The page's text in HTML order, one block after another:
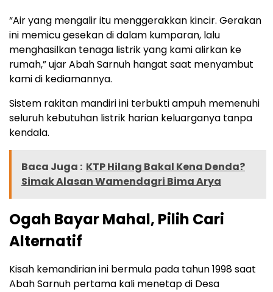
“Air yang mengalir itu menggerakkan kincir. Gerakan
ini memicu gesekan di dalam kumparan, lalu
menghasilkan tenaga listrik yang kami alirkan ke
rumah,” ujar Abah Sarnuh hangat saat menyambut
kami di kediamannya.
Sistem rakitan mandiri ini terbukti ampuh memenuhi
seluruh kebutuhan listrik harian keluarganya tanpa
kendala.
Baca Juga : KTP Hilang Bakal Kena Denda?
Simak Alasan Wamendagri Bima Arya
Ogah Bayar Mahal, Pilih Cari
Alternatif
Kisah kemandirian ini bermula pada tahun 1998 saat
Abah Sarnuh pertama kali menetap di Desa